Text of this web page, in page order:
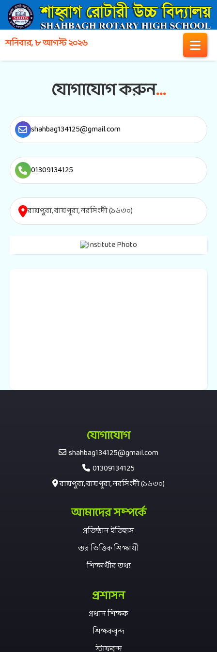
শনিবার, ৮ আগস্ট ২০২৬
যোগাযোগ করুন...
shahbag134125@gmail.com
01309134125
রায়পুরা, রায়পুরা, নরসিংদী (১৬৩০)
যোগাযোগ
shahbag134125@gmail.com
01309134125
রায়পুরা, রায়পুরা, নরসিংদী (১৬৩০)
আমাদের সম্পর্কে
প্রতিষ্ঠান ইতিহাস
স্তর ভিত্তিক শিক্ষার্থী
শিক্ষার্থীর তথ্য
প্রশাসন
প্রধান শিক্ষক
শিক্ষকবৃন্দ
স্টাফবৃন্দ